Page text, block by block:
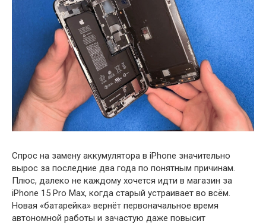
Спрос на замену аккумулятора в iPhone значительно
вырос за последние два года по понятным причинам.
Плюс, далеко не каждому хочется идти в магазин за
iPhone 15 Pro Max, когда старый устраивает во всём.
Новая «батарейка» вернёт первоначальное время
автономной работы и зачастую даже повысит